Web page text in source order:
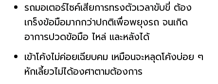
รถมอเตอร์ไซค์เสียการทรงตัวเวลาขับขี่ ต้อง
เกร็งข้อมือมากกว่าปกติเพื่อพยุงรถ จนเกิด
อาการปวดข้อมือ ไหล่ และหลังได้
เข้าโค้งไม่ค่อยเฉียบคม เหมือนจะหลุดโค้งบ่อย ๆ
หักเลี้ยวไม่ได้องศาตามต้องการ